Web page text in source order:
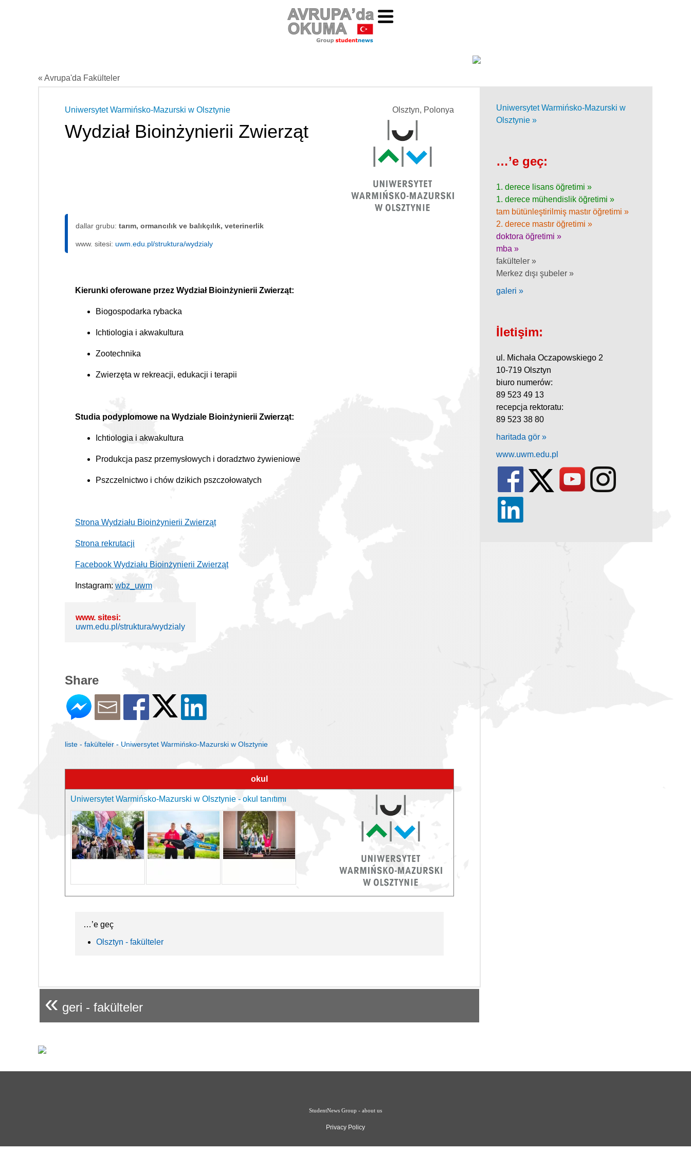
« Avrupa'da Fakülteler
Olsztyn, Polonya
Uniwersytet Warmińsko-Mazurski w Olsztynie
Wydział Bioinżynierii Zwierząt
dallar grubu: tarım, ormancılık ve balıkçılık, veterinerlik
www. sitesi: uwm.edu.pl/struktura/wydzialy
Kierunki oferowane przez Wydział Bioinżynierii Zwierząt:
Biogospodarka rybacka
Ichtiologia i akwakultura
Zootechnika
Zwierzęta w rekreacji, edukacji i terapii
Studia podyplomowe na Wydziale Bioinżynierii Zwierząt:
Ichtiologia i akwakultura
Produkcja pasz przemysłowych i doradztwo żywieniowe
Pszczelnictwo i chów dzikich pszczołowatych
Strona Wydziału Bioinżynierii Zwierząt
Strona rekrutacji
Facebook Wydziału Bioinżynierii Zwierząt
Instagram: wbz_uwm
www. sitesi:
uwm.edu.pl/struktura/wydzialy
Share
liste - fakülteler - Uniwersytet Warmińsko-Mazurski w Olsztynie
okul
Uniwersytet Warmińsko-Mazurski w Olsztynie - okul tanıtımı
…’e geç
Olsztyn - fakülteler
« geri - fakülteler
Uniwersytet Warmińsko-Mazurski w
Olsztynie »
…’e geç:
1. derece lisans öğretimi »
1. derece mühendislik öğretimi »
tam bütünleştirilmiş mastır öğretimi »
2. derece mastır öğretimi »
doktora öğretimi »
mba »
fakülteler »
Merkez dışı şubeler »
galeri »
İletişim:
ul. Michała Oczapowskiego 2
10-719 Olsztyn
biuro numerów:
89 523 49 13
recepcja rektoratu:
89 523 38 80
haritada gör »
www.uwm.edu.pl
StudentNews Group - about us
Privacy Policy